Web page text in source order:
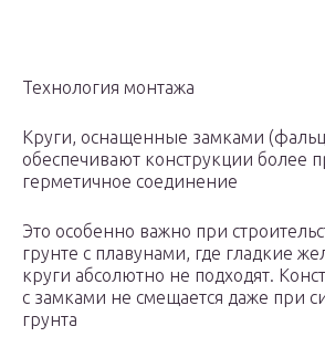
Технология монтажа
Круги, оснащенные замками
обеспечивают конструкции более
герметичное соединение
Это особенно важно при
грунте с плавунами, где гладкие
круги абсолютно не подходят.
с замками не смещается даже при
грунта